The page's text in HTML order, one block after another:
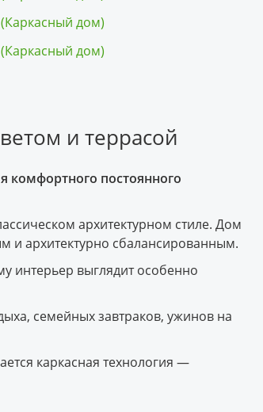
и террасой
комфортного постоянного
архитектурном стиле. Дом
и архитектурно сбалансированным.
интерьер выглядит особенно
семейных завтраков, ужинов на
каркасная технология —